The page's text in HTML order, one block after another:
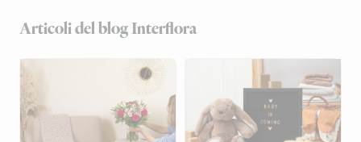
Articoli del blog Interflora